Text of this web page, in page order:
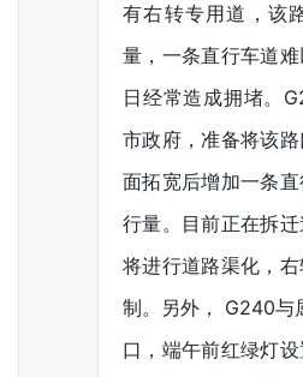
有右转专用道，该
量，一条直行车道
日经常造成拥堵。
市政府，准备将该
面拓宽后增加一条
行量。目前正在拆
将进行道路渠化，
制。另外， G240与
口，端午前红绿灯